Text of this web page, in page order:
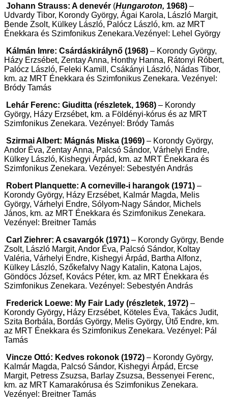
Johann Strauss: A denevér (Hungaroton, 1968) –
Udvardy Tibor, Korondy György, Ágai Karola, László Margit,
Bende Zsolt, Külkey László, Palócz László, km. az MRT
Énekkara és Szimfonikus Zenekara.Vezényel: Lehel György
Kálmán Imre: Csárdáskirálynő (1968) – Korondy György,
Házy Erzsébet, Zentay Anna, Honthy Hanna, Rátonyi Róbert,
Palócz László, Feleki Kamill, Csákányi László, Nádas Tibor,
km. az MRT Énekkara és Szimfonikus Zenekara. Vezényel:
Bródy Tamás
Lehár Ferenc: Giuditta (részletek, 1968) – Korondy
György, Házy Erzsébet, km. a Földényi-kórus és az MRT
Szimfonikus Zenekara. Vezényel: Bródy Tamás
Szirmai Albert: Mágnás Miska (1969) – Korondy György,
Andor Éva, Zentay Anna, Palcsó Sándor, Várhelyi Endre,
Külkey László, Kishegyi Árpád, km. az MRT Énekkara és
Szimfonikus Zenekara. Vezényel: Sebestyén András
Robert Planquette: A corneville-i harangok (1971) –
Korondy György, Házy Erzsébet, Kalmár Magda, Melis
György, Várhelyi Endre, Sólyom-Nagy Sándor, Michels
János, km. az MRT Énekkara és Szimfonikus Zenekara.
Vezényel: Breitner Tamás
Carl Ziehrer: A csavargók (1971) – Korondy György, Bende
Zsolt, László Margit, Andor Éva, Palcsó Sándor, Koltay
Valéria, Várhelyi Endre, Kishegyi Árpád, Bartha Alfonz,
Külkey László, Szőkefalvy Nagy Katalin, Katona Lajos,
Göndöcs József, Kovács Péter, km. az MRT Énekkara és
Szimfonikus Zenekara. Vezényel: Sebestyén András
Frederick Loewe: My Fair Lady (részletek, 1972) –
Korondy György, Házy Erzsébet, Köteles Éva, Takács Judit,
Szita Borbála, Bordás György, Melis György, Ütő Endre, km.
az MRT Énekkara és Szimfonikus Zenekara. Vezényel: Pál
Tamás
Vincze Ottó: Kedves rokonok (1972) – Korondy György,
Kalmár Magda, Palcsó Sándor, Kishegyi Árpád, Ercse
Margit, Petress Zsuzsa, Barlay Zsuzsa, Bessenyei Ferenc,
km. az MRT Kamarakórusa és Szimfonikus Zenekara.
Vezényel: Breitner Tamás